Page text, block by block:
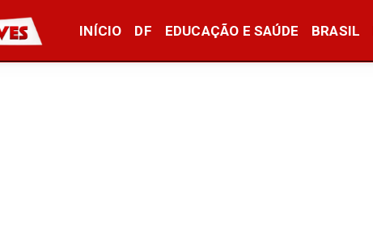
INÍCIO DF EDUCAÇÃO E SAÚDE BRASIL